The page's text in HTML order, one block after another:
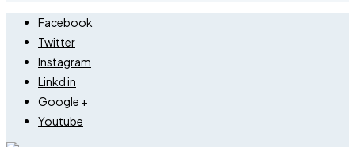
Facebook
Twitter
Instagram
Linkd in
Google +
Youtube